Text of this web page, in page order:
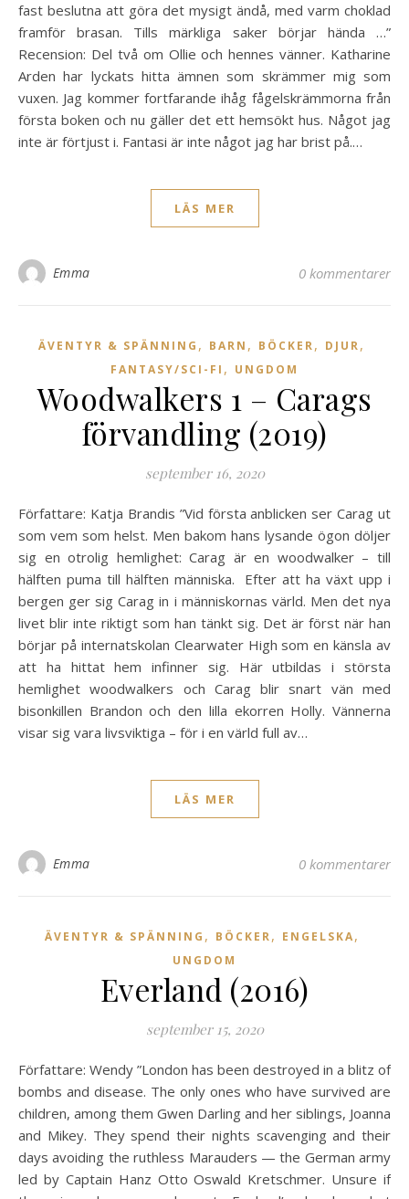
fast beslutna att göra det mysigt ändå, med varm choklad
framför brasan. Tills märkliga saker börjar hända …”
Recension: Del två om Ollie och hennes vänner. Katharine
Arden har lyckats hitta ämnen som skrämmer mig som
vuxen. Jag kommer fortfarande ihåg fågelskrämmorna från
första boken och nu gäller det ett hemsökt hus. Något jag
inte är förtjust i. Fantasi är inte något jag har brist på.…
LÄS MER
Emma 0 kommentarer
ÄVENTYR & SPÄNNING , BARN , BÖCKER, DJUR,
FANTASY/SCI-FI , UNGDOM
Woodwalkers 1 – Carags
förvandling (2019)
september 16, 2020
Författare: Katja Brandis ”Vid första anblicken ser Carag ut
som vem som helst. Men bakom hans lysande ögon döljer
sig en otrolig hemlighet: Carag är en woodwalker ­– till
hälften puma till hälften människa. Efter att ha växt upp i
bergen ger sig Carag in i människornas värld. Men det nya
livet blir inte riktigt som han tänkt sig. Det är först när han
börjar på internatskolan Clearwater High som en känsla av
att ha hittat hem infinner sig. Här utbildas i största
hemlighet woodwalkers och Carag blir snart vän med
bisonkillen Brandon och den lilla ekorren Holly. Vännerna
visar sig vara livsviktiga – för i en värld full av…
LÄS MER
Emma 0 kommentarer
ÄVENTYR & SPÄNNING , BÖCKER, ENGELSKA,
UNGDOM
Everland (2016)
september 15, 2020
Författare: Wendy ”London has been destroyed in a blitz of
bombs and disease. The only ones who have survived are
children, among them Gwen Darling and her siblings, Joanna
and Mikey. They spend their nights scavenging and their
days avoiding the ruthless Marauders — the German army
led by Captain Hanz Otto Oswald Kretschmer. Unsure if